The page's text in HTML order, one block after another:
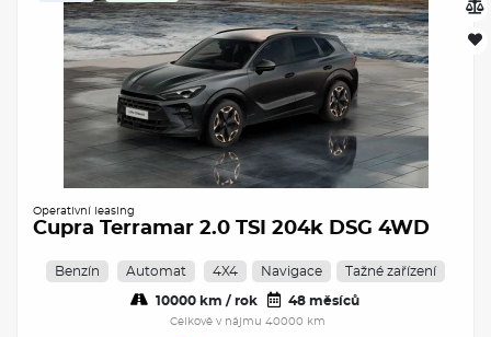
Operativní leasing
Cupra Terramar 2.0 TSI 204k DSG 4WD
Benzín Automat 4X4 Navigace Tažné zařízení
10000 km / rok 48 měsíců
Celkově v nájmu 40000 km